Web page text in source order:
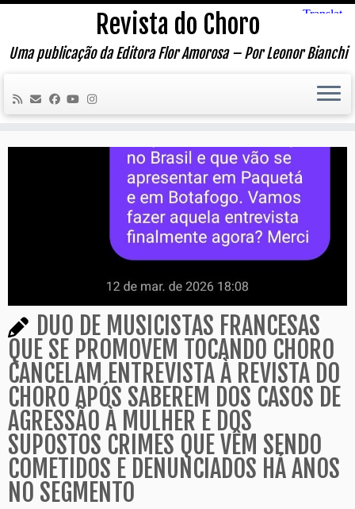
Skip
content
Revista do Choro
Uma publicação da Editora Flor Amorosa – Por Leonor Bianchi
DUO DE MUSICISTAS FRANCESAS
QUE SE PROMOVEM TOCANDO CHORO
CANCELAM ENTREVISTA À REVISTA DO
CHORO APÓS SABEREM DOS CASOS DE
AGRESSÃO À MULHER E DOS
SUPOSTOS CRIMES QUE VÊM SENDO
COMETIDOS E DENUNCIADOS HÁ ANOS
NO SEGMENTO